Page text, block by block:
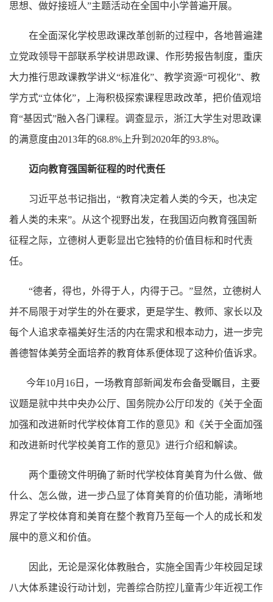
思想、做好接班人”主题活动在全国中小学普遍开展。
在全面深化学校思政课改革创新的过程中，各地普遍建
立党政领导干部联系学校讲思政课、作形势报告制度，重庆
大力推行思政课教学讲义“标准化”、教学资源“可视化”、教
学方式“立体化”，上海积极探索课程思政改革，把价值观培
育“基因式”融入各门课程。调查显示，浙江大学生对思政课
的满意度由2013年的68.8%上升到2020年的93.8%。
迈向教育强国新征程的时代责任
习近平总书记指出， “教育决定着人类的今天，也决定
着人类的未来”。从这个视野出发，在我国迈向教育强国新
征程之际，立德树人更彰显出它独特的价值目标和时代责
任。
“德者，得也，外得于人，内得于己。”显然，立德树人
并不局限于对学生的外在要求，更是学生、教师、家长以及
每个人追求幸福美好生活的内在需求和根本动力，进一步完
善德智体美劳全面培养的教育体系便体现了这种价值诉求。
今年10月16日，一场教育部新闻发布会备受瞩目，主要
议题是就中共中央办公厅、国务院办公厅印发的《关于全面
加强和改进新时代学校体育工作的意见》和《关于全面加强
和改进新时代学校美育工作的意见》进行介绍和解读。
两个重磅文件明确了新时代学校体育美育为什么做、做
什么、怎么做，进一步凸显了体育美育的价值功能，清晰地
界定了学校体育和美育在整个教育乃至每一个人的成长和发
展中的意义和价值。
因此，无论是深化体教融合，实施全国青少年校园足球
八大体系建设行动计划，完善综合防控儿童青少年近视工作